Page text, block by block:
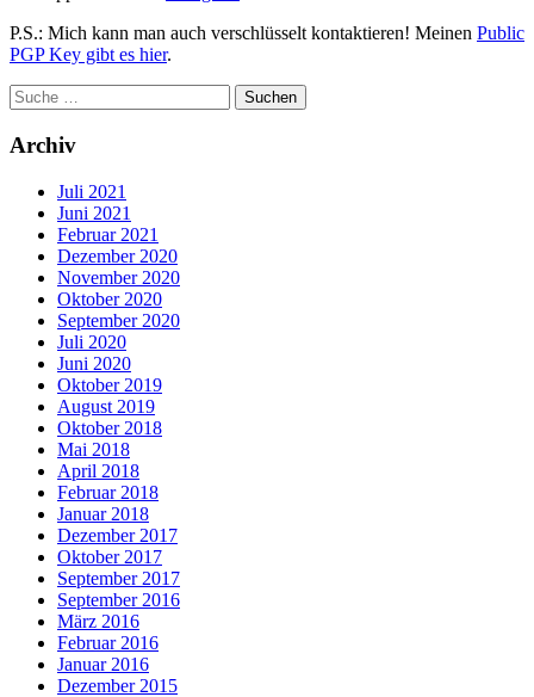
P.S.: Mich kann man auch verschlüsselt kontaktieren! Meinen Public
PGP Key gibt es hier.
Archiv
Juli 2021
Juni 2021
Februar 2021
Dezember 2020
November 2020
Oktober 2020
September 2020
Juli 2020
Juni 2020
Oktober 2019
August 2019
Oktober 2018
Mai 2018
April 2018
Februar 2018
Januar 2018
Dezember 2017
Oktober 2017
September 2017
September 2016
März 2016
Februar 2016
Januar 2016
Dezember 2015